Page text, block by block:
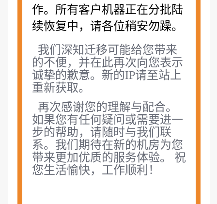
作。所有客户机器正在分批陆
续恢复中，请各位稍安勿躁。
我们深知迁移可能给您带来
的不便，并在此再次向您表示
诚挚的歉意。新的IP请至站上
重新获取。
再次感谢您的理解与配合。
如果您有任何疑问或需要进一
步的帮助，请随时与我们联
系。我们期待在新的机房为您
带来更加优质的服务体验。 祝
您生活愉快，工作顺利！